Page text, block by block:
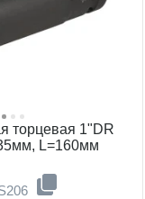
торцевая 1"DR
L=160мм